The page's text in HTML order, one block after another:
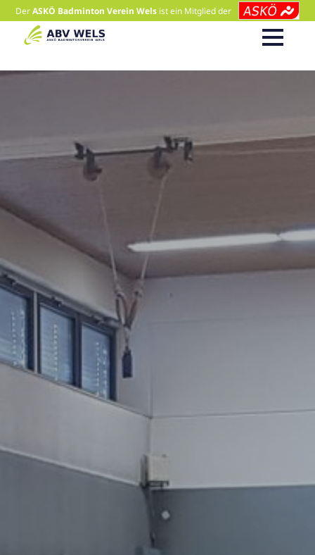
DerASKÖ Badminton Verein Wels ist ein Mitglied der